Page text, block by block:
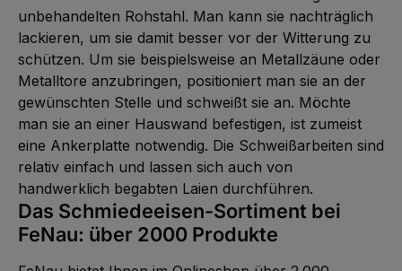
unbehandelten Rohstahl. Man kann sie nachträglich
lackieren, um sie damit besser vor der Witterung zu
schützen. Um sie beispielsweise an Metallzäune oder
Metalltore anzubringen, positioniert man sie an der
gewünschten Stelle und schweißt sie an. Möchte
man sie an einer Hauswand befestigen, ist zumeist
eine Ankerplatte notwendig. Die Schweißarbeiten sind
relativ einfach und lassen sich auch von
handwerklich begabten Laien durchführen.
Das Schmiedeeisen-Sortiment bei
FeNau: über 2000 Produkte